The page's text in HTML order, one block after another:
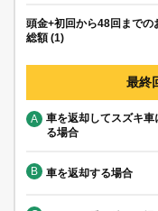
頭金+初回から48回までの
総額 (1)
最終
A
車を返却してスズキ車
る場合
B 車を返却する場合